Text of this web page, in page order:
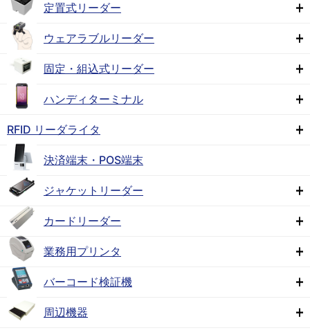
定置式リーダー
ウェアラブルリーダー
固定・組込式リーダー
ハンディターミナル
RFID リーダライタ
決済端末・POS端末
ジャケットリーダー
カードリーダー
業務用プリンタ
バーコード検証機
周辺機器